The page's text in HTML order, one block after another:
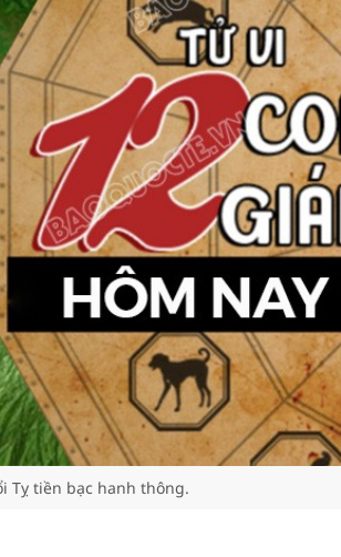
Tỵ tiền bạc hanh thông.